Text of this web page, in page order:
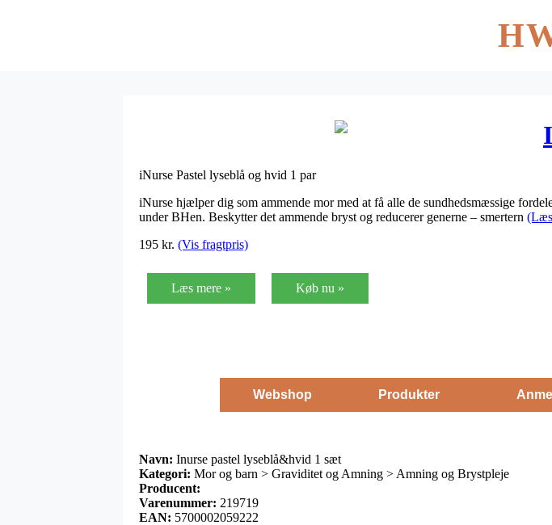
iNurse Pastel lyseblå og hvid 1 par
iNurse hjælper dig som ammende mor med at få alle de sundhedsmæssige
under BHen. Beskytter det ammende bryst og reducerer generne – smertern
195 kr. (Vis fragtpris)
Læs mere » Køb nu »
Webshop Produkter
Navn: Inurse pastel lyseblå&hvid 1 sæt
Kategori: Mor og barn > Graviditet og Amning > Amning og Brystpleje
Producent:
Varenummer: 219719
EAN: 5700002059222